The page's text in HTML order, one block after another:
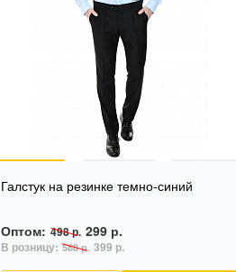
Галстук на резинке темно-синий
Оптом: 498 р. 299 р.
В розницу:588 р. 399 р.